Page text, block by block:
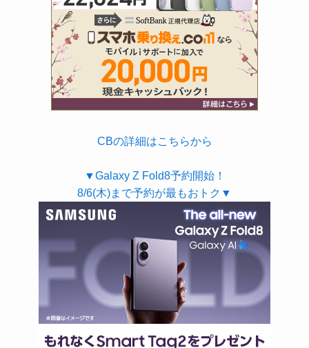
CBの詳細はこちらから
▼Galaxy Z Fold8予約開始！
8/6(木)まで予約が最もおトク▼